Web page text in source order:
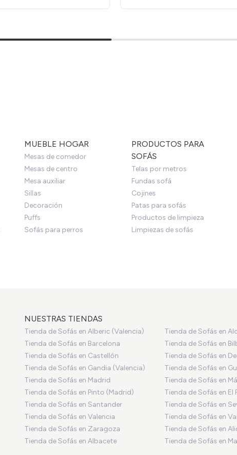
MUEBLE HOGAR
Mesas de comedor
Mesas de centro
Mesa auxiliar
Sillas
Decoración
Puffs
Sofás para perros
PRODUCTOS PARA
SOFÁS
Telas por metros
Fundas sofá
Cojines
Patas para sofás
Productos de limpieza
Limpiezas de sofás
NUESTRAS TIENDAS
Tienda de Sofás en Alberic (Valencia)
Tienda de Sofás en
Tienda de Sofás en Barcelona
Tienda de Sofás en
Tienda de Sofás en Castellón
Tienda de Sofás en
Tienda de Sofás en Gandia (Valencia)
Tienda de Sofás en
Tienda de Sofás en Madrid
Tienda de Sofás en
Tienda de Sofás en Pinto (Madrid)
Tienda de Sofás en
Tienda de Sofás en Santander
Tienda de Sofás en
Tienda de Sofás en Valencia
Tienda de Sofás en
Tienda de Sofás en Zaragoza
Tienda de Sofás en
Tienda de Sofás en Albacete
Tienda de Sofás en